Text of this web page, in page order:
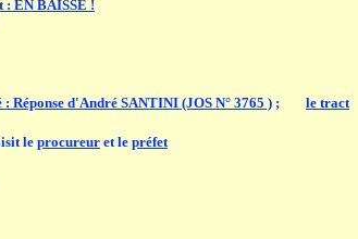
: EN BAISSE !
d'André SANTINI (JOS N° 3765 ) ;
le tract
le procureur et le préfet